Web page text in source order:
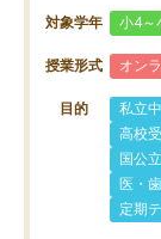
対象学年 小4～
授業形式 オン
目的 私立
高校
国公
医・
定期